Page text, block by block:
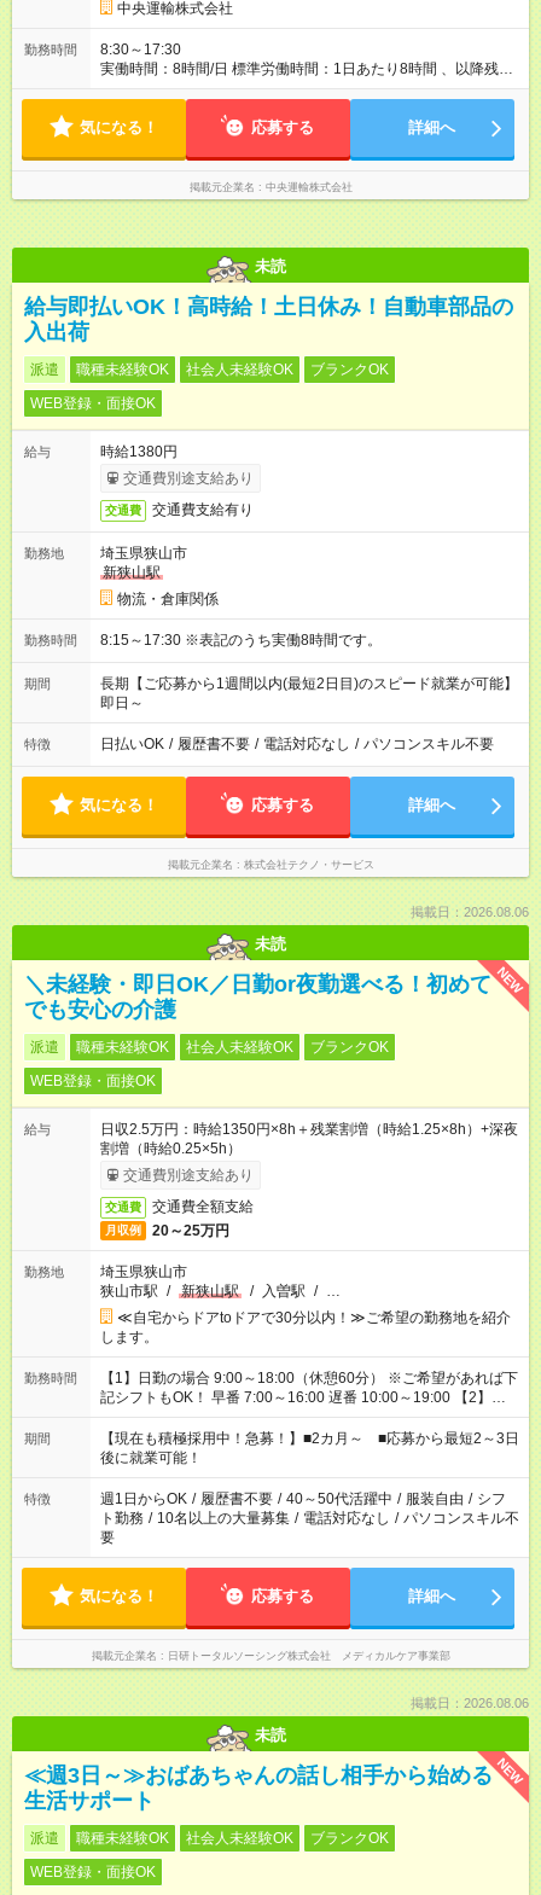
中央運輸株式会社
勤務時間
8:30～17:30
実働時間：8時間/日 標準労働時間：1日あたり8時間 、以降残業
扱いになり割増賃金で支給
気になる！ 応募する 詳細へ
掲載元企業名 中央運輸株式会社
未読
給与即払いOK！高時給！土日休み！自動車部品の
入出荷
派遣 職種未経験OK 社会人未経験OK
ブランクOK
WEB登録・面接OK
給与
時給1380円
交通費別途支給あり
交通費 交通費支給有り
勤務地
埼玉県狭山市
新狭山駅
物流・倉庫関係
勤務時間 8:15～17:30 ※表記のうち実働8時間です。
期間
長期【ご応募から1週間以内(最短2日目)のスピード就業が可能】
即日～
特徴 日払いOK / 履歴書不要 / 電話対応なし / パソコンスキル不要
気になる！ 応募する 詳細へ
掲載元企業名 株式会社テクノ・サービス
掲載日：2026.08.06
未読
NEW
＼未経験・即日OK／日勤or夜勤選べる！初めて
でも安心の介護
派遣 職種未経験OK 社会人未経験OK
ブランクOK
WEB登録・面接OK
給与
日収2.5万円：時給1350円×8h＋残業割増（時給1.25×8h）+深夜
割増（時給0.25×5h）
交通費別途支給あり
交通費 交通費全額支給
月収例 20～25万円
勤務地
埼玉県狭山市
狭山市駅 / 新狭山駅 / 入曽駅 / …
≪自宅からドアtoドアで30分以内！≫ご希望の勤務地を紹介
します。
勤務時間
【1】日勤の場合 9:00～18:00（休憩60分） ※ご希望があれば下
記シフトもOK！ 早番 7:00～16:00 遅番 10:00～19:00 【2】夜
勤の場合 16:30～翌9:30 16:30～翌10:30など ※Wワーク希望の
方へ 今ご覧のお仕事で希望する勤務時間と、もう1つのお仕事の
勤務時間。 合計で週40時間を超える場合は応募できません。
期間
【現在も積極採用中！急募！】■2カ月～ ■応募から最短2～3日
後に就業可能！
特徴 週1日からOK / 履歴書不要 / 40～50代活躍中 / 服装自由 / シフ
ト勤務 / 10名以上の大量募集 / 電話対応なし / パソコンスキル不
要
気になる！ 応募する 詳細へ
掲載元企業名 日研トータルソーシング株式会社 メディカルケア事業部
掲載日：2026.08.06
未読
NEW
≪週3日～≫おばあちゃんの話し相手から始める
生活サポート
派遣 職種未経験OK 社会人未経験OK
ブランクOK
WEB登録・面接OK